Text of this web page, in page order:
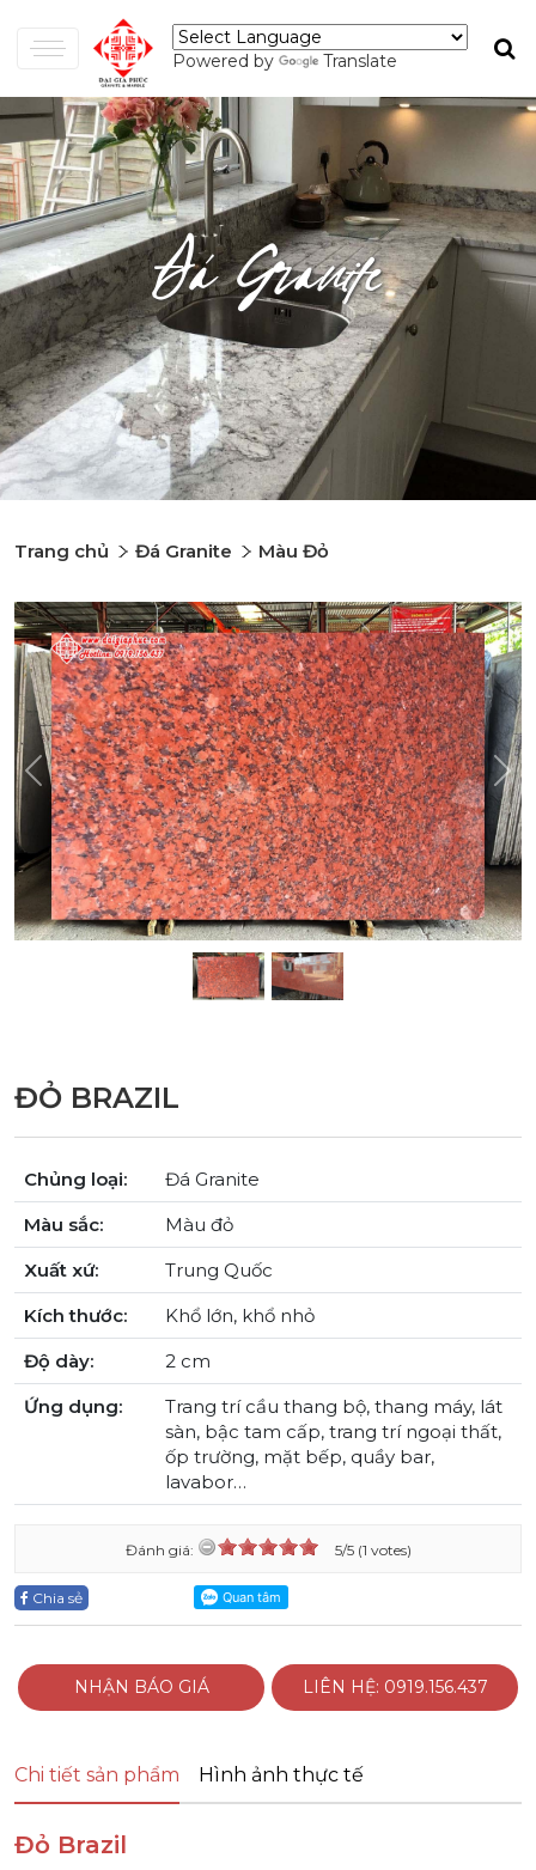
Powered by Translate
Đá Granite
Trang chủ Đá Granite Màu Đỏ
Previous
ĐỎ BRAZIL
Chủng loại:
Đá Granite
Màu sắc:
Màu đỏ
Xuất xứ:
Trung Quốc
Kích thước:
Khổ lớn, khổ nhỏ
Độ dày:
2 cm
Ứng dụng:
Trang trí cầu thang bộ, thang máy, lát
sàn, bậc tam cấp, trang trí ngoại thất,
ốp trường, mặt bếp, quầy bar,
lavabor…
Đánh giá: 5/5 (1 votes)
Chia sẻ
NHẬN BÁO GIÁ LIÊN HỆ: 0919.156.437
Chi tiết sản phẩm Hình ảnh thực tế
Đỏ Brazil